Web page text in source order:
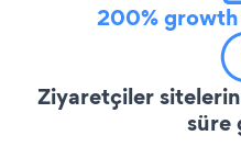
200% growth
Ziyaretçiler
süre